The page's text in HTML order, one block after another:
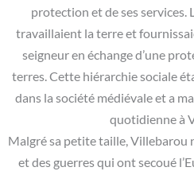
protection et de ses services.
travaillaient la terre et
seigneur en échange d’une
terres. Cette hiérarchie sociale
dans la société médiévale et a
quotidienne à
Malgré sa petite taille, Villebarou
et des guerres qui ont secoué